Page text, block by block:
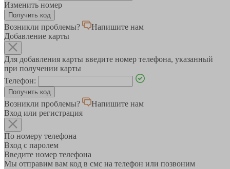
Изменить номер
Возникли проблемы?
Напишите нам
Добавление карты
Для добавления карты введите номер телефона, указанный
при получении карты
Телефон:
Возникли проблемы?
Напишите нам
Вход или регистрация
По номеру телефона
Вход с паролем
Введите номер телефона
Мы отправим вам код в смс на телефон или позвоним